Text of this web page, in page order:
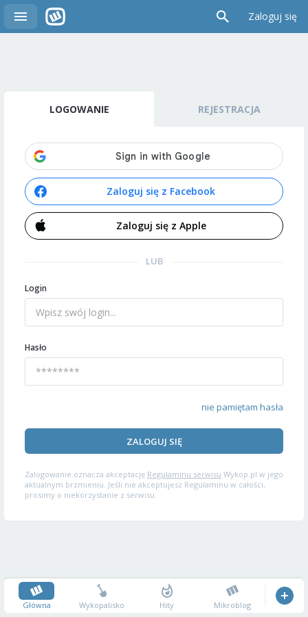
Zaloguj się
LOGOWANIE REJESTRACJA
Zaloguj się z Facebook
Zaloguj się z Apple
LUB
Login
Hasło
nie pamiętam hasła
ZALOGUJ SIĘ
Zalogowanie oznacza akceptację Regulaminu serwisu Wykop.pl w jego
aktualnym brzmieniu. Jeśli nie akceptujesz Regulaminu w całości,
prosimy o niekorzystanie z serwisu.
Główna Wykopalisko Hity Mikroblog